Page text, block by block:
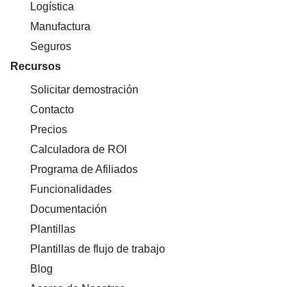
Logística
Manufactura
Seguros
Recursos
Solicitar demostración
Contacto
Precios
Calculadora de ROI
Programa de Afiliados
Funcionalidades
Documentación
Plantillas
Plantillas de flujo de trabajo
Blog